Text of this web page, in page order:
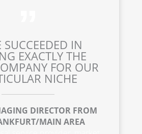
IN
EXACT­LY THE
FOR OUR
NICHE
DIREC­TOR FROM
MAIN AREA